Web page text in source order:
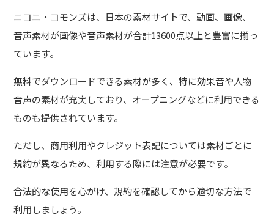
ニコニ・コモンズは、日本の素材サイトで、動画、画像、
音声素材が画像や音声素材が合計13600点以上と豊富に揃っ
ています。
無料でダウンロードできる素材が多く、特に効果音や人物
音声の素材が充実しており、オープニングなどに利用できる
ものも提供されています。
ただし、商用利用やクレジット表記については素材ごとに
規約が異なるため、利用する際には注意が必要です。
合法的な使用を心がけ、規約を確認してから適切な方法で
利用しましょう。